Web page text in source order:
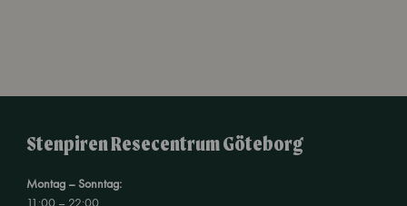
Stenpiren Resecentrum Göteborg
Montag – Sonntag:
11:00 – 22:00